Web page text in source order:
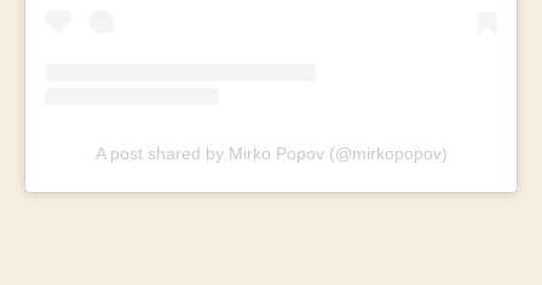
A post shared by Mirko Popov (@mirkopopov)